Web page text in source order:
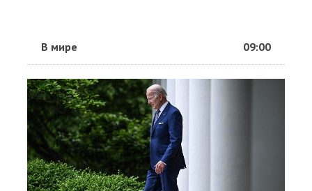
В мире 09:00